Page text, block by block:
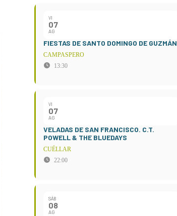
VI
07
AG
FIESTAS DE SANTO DOMINGO DE GUZMÁN
CAMPASPERO
13:30
VI
07
AG
VELADAS DE SAN FRANCISCO. C.T.
POWELL & THE BLUEDAYS
CUÉLLAR
22:00
SÁB
08
AG